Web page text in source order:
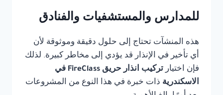
للمدارس والمستشفيات والفنادق
هذه المنشآت تحتاج إلى حلول دقيقة وموثوقة لأن
أي تأخير في الإنذار قد يؤدي إلى مخاطر كبيرة. لذلك
فإن اختيار
تركيب انذار حريق FireClass في
الاسكندرية ذات خبرة في هذا النوع من المشروعات